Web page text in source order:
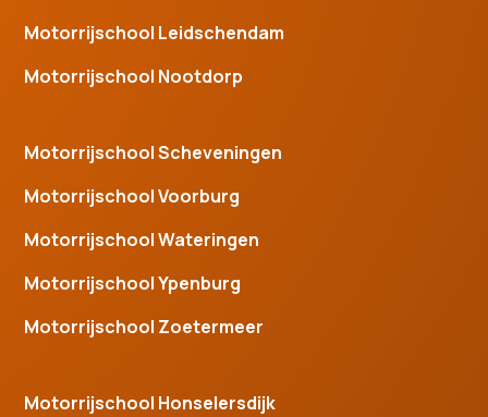
Motorrijschool Leidschendam
Motorrijschool Nootdorp
Motorrijschool Scheveningen
Motorrijschool Voorburg
Motorrijschool Wateringen
Motorrijschool Ypenburg
Motorrijschool Zoetermeer
Motorrijschool Honselersdijk